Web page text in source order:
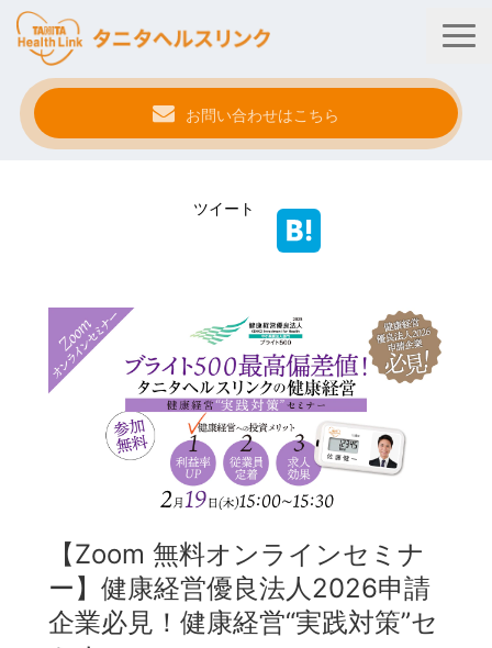
お問い合わせはこちら
法人・健保向けサービス
サービス連携
健康管理アプリ
タニタ健康セミナー
事例紹介
企業情報
ツイート
【Zoom 無料オンラインセミナ
ー】健康経営優良法人2026申請
企業必見！健康経営“実践対策”セ